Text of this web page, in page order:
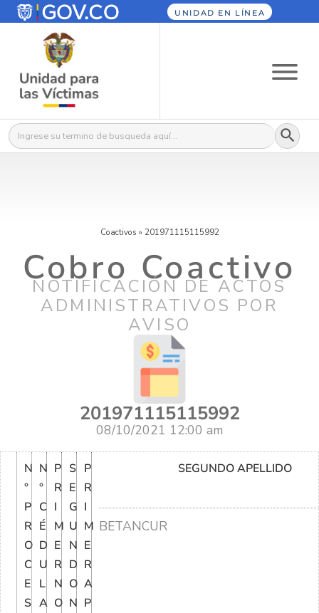
UNIDAD EN LÍNEA
Buscar: Botón
Coactivos » 201971115115992
Cobro Coactivo
NOTIFICACIÓN DE ACTOS
ADMINISTRATIVOS POR
AVISO
201971115115992
08/10/2021 12:00 am
N
°
P
R
O
C
E
S
N
°
C
É
D
U
L
A
P
R
I
M
E
R
N
O
S
E
G
U
N
D
O
N
P
R
I
M
E
R
A
P
SEGUNDO APELLIDO
BETANCUR